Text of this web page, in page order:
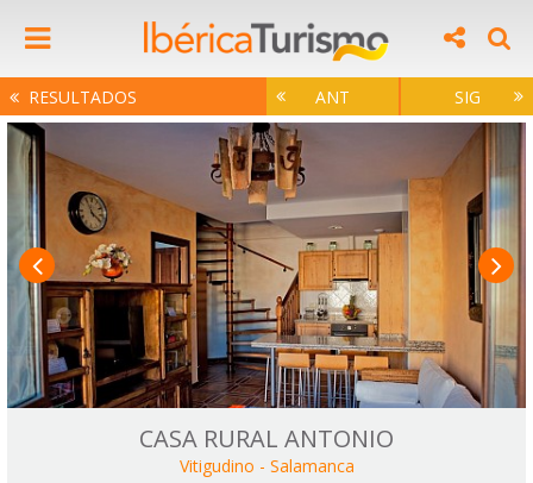
RESULTADOS ANT SIG
CASA RURAL ANTONIO
Vitigudino - Salamanca